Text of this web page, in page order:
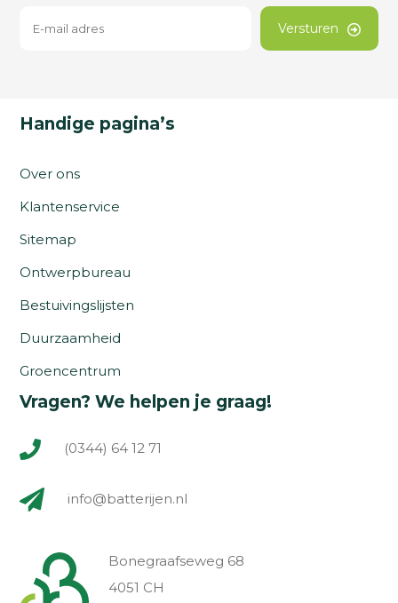
Versturen
Handige pagina’s
Over ons
Klantenservice
Sitemap
Ontwerpbureau
Bestuivingslijsten
Duurzaamheid
Groencentrum
Vragen? We helpen je graag!
(0344) 64 12 71
info@batterijen.nl
Bonegraafseweg 68
4051 CH